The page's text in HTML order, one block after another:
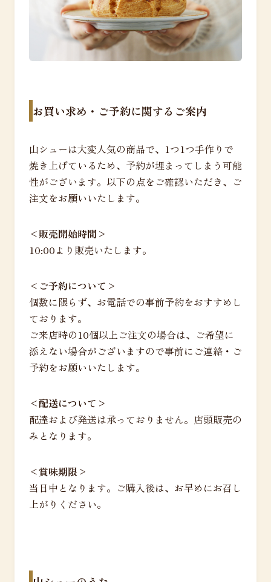
お買い求め・ご予約に関するご案内
山シューは大変人気の商品で、1つ1つ手作りで
焼き上げているため、予約が埋まってしまう可能
性がございます。以下の点をご確認いただき、ご
注文をお願いいたします。
<販売開始時間>
10:00より販売いたします。
<ご予約について>
個数に限らず、お電話での事前予約をおすすめし
ております。
ご来店時の10個以上ご注文の場合は、ご希望に
添えない場合がございますので事前にご連絡・ご
予約をお願いいたします。
<配送について>
配達および発送は承っておりません。店頭販売の
みとなります。
<賞味期限>
当日中となります。ご購入後は、お早めにお召し
上がりください。